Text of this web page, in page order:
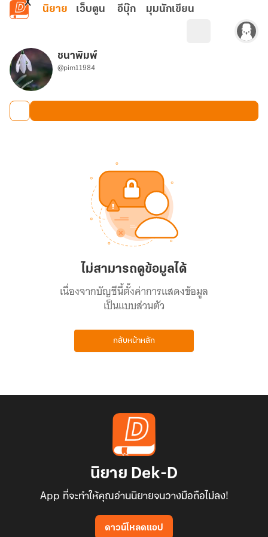
ข้ามไปยังเนื้อหาหลัก
นิยาย เว็บตูน อีบุ๊ก มุมนักเขียน
ชนาพิมพ์
@pim11984
ไม่สามารถดูข้อมูลได้
เนื่องจากบัญชีนี้ตั้งค่าการแสดงข้อมูล
เป็นแบบส่วนตัว
กลับหน้าหลัก
นิยาย Dek-D
App ที่จะทำให้คุณอ่านนิยายจนวางมือถือไม่ลง!
ดาวน์โหลดแอป